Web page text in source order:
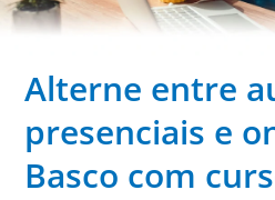
Alterne entre
presenciais e
Basco com